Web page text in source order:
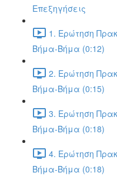
Επεξηγήσεις
1. Ερώτηση
Βήμα-Βήμα (0:12)
2. Ερώτηση
Βήμα-Βήμα (0:15)
3. Ερώτηση
Βήμα-Βήμα (0:18)
4. Ερώτηση
Βήμα-Βήμα (0:18)